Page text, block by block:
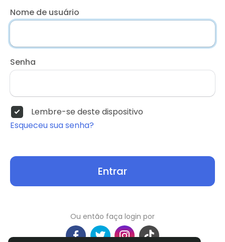
Nome de usuário
Senha
Lembre-se deste dispositivo
Esqueceu sua senha?
Entrar
Ou então faça login por